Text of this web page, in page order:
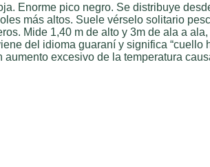
Enorme pico negro. Se distribuye
más altos. Suele vérselo solitario
Mide 1,40 m de alto y 3m de ala a
del idioma guaraní y significa “cuello
excesivo de la temperatura